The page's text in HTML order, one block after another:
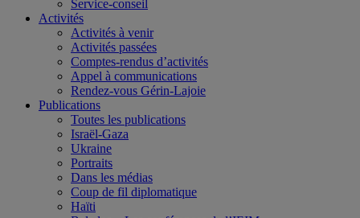
Service-conseil
Activités
Activités à venir
Activités passées
Comptes-rendus d’activités
Appel à communications
Rendez-vous Gérin-Lajoie
Publications
Toutes les publications
Israël-Gaza
Ukraine
Portraits
Dans les médias
Coup de fil diplomatique
Haïti